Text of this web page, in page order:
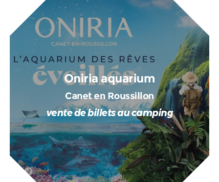
Oniria aquarium
Canet en Roussillon
vente de billets au camping